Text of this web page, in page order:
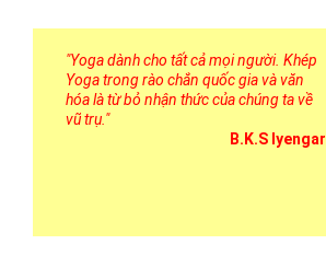
"Yoga dành cho tất cả mọi người. Khép
Yoga trong rào chắn quốc gia và văn
hóa là từ bỏ nhận thức của chúng ta về
vũ trụ. "
B.K.S Iyengar